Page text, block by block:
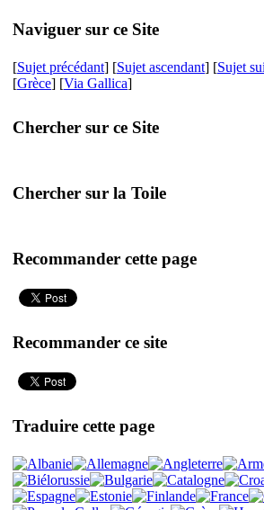
Naviguer sur ce Site
[Sujet précédant] [Sujet ascendant] [Sujet
[Grèce] [Via Gallica]
Chercher sur ce Site
Chercher sur la Toile
Recommander cette page
Recommander ce site
Traduire cette page